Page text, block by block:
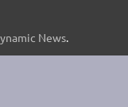
News.